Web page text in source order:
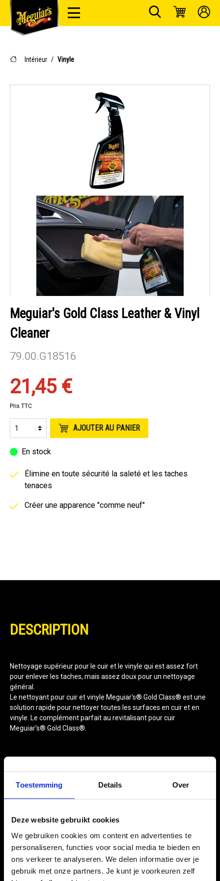
Toestemming Details Over
Deze website gebruikt cookies
We gebruiken cookies om content en advertenties te
personaliseren, functies voor social media te bieden en
ons verkeer te analyseren. We delen informatie over je
gebruik met onze partners. Je kunt je voorkeuren zelf
Intérieur / Vinyle
Meguiar's Gold Class Leather & Vinyl
Cleaner
79.00.G18516
21,45 €
Prix TTC
AJOUTER AU PANIER
En stock
Élimine en toute sécurité la saleté et les taches
tenaces
Créer une apparence "comme neuf"
DESCRIPTION
Nettoyage supérieur pour le cuir et le vinyle qui est assez fort
pour enlever les taches, mais assez doux pour un nettoyage
général.
Le nettoyant pour cuir et vinyle Meguiar's® Gold Class® est une
solution rapide pour nettoyer toutes les surfaces en cuir et en
vinyle. Le complément parfait au revitalisant pour cuir
Meguiar's® Gold Class®.
MODE D’EMPLOI
Bien agiter. Appliquer sur une surface froide.
Pulvériser le produit sur un chiffon sec et frotter sur la
surface à nettoyer.
Essuyer l’excédent avec un chiffon propre.
Note:
Certaines taches coriaces peuvent nécessiter plusieurs